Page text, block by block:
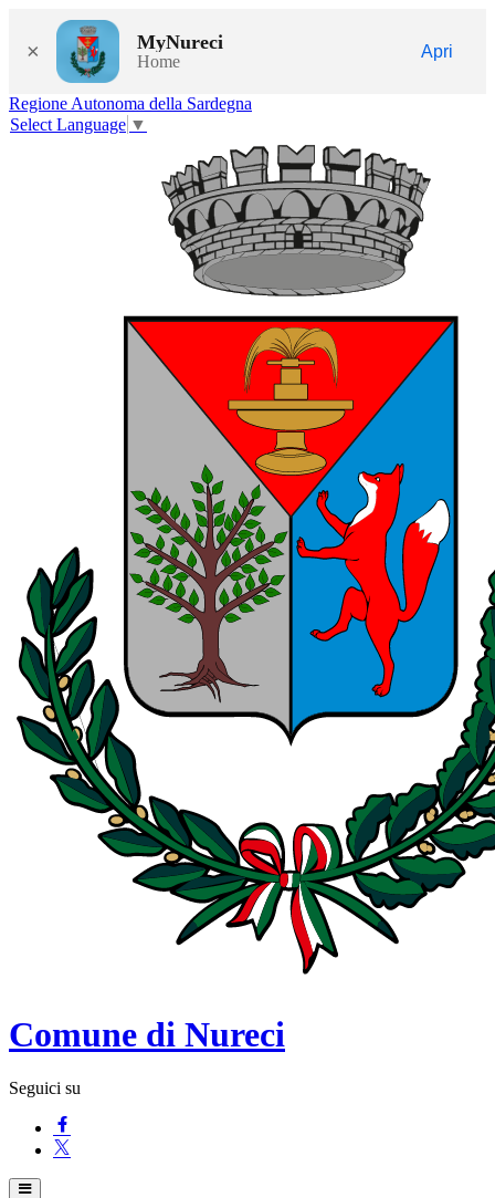
× MyNureci
Home
Apri
Regione Autonoma della Sardegna
Select Language ▼
Comune di Nureci
Seguici su